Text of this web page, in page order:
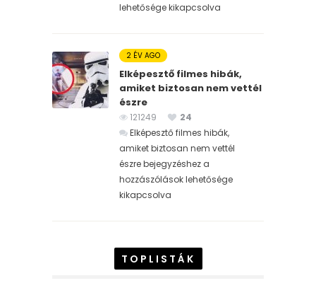
lehetősége kikapcsolva
2 ÉV AGO
Elképesztő filmes hibák,
amiket biztosan nem vettél
észre
121249
24
Elképesztő filmes hibák,
amiket biztosan nem vettél
észre bejegyzéshez a
hozzászólások lehetősége
kikapcsolva
TOPLISTÁK